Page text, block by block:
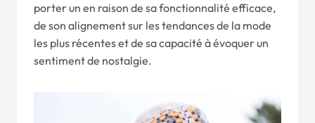
porter un en raison de sa fonctionnalité efficace,
de son alignement sur les tendances de la mode
les plus récentes et de sa capacité à évoquer un
sentiment de nostalgie.